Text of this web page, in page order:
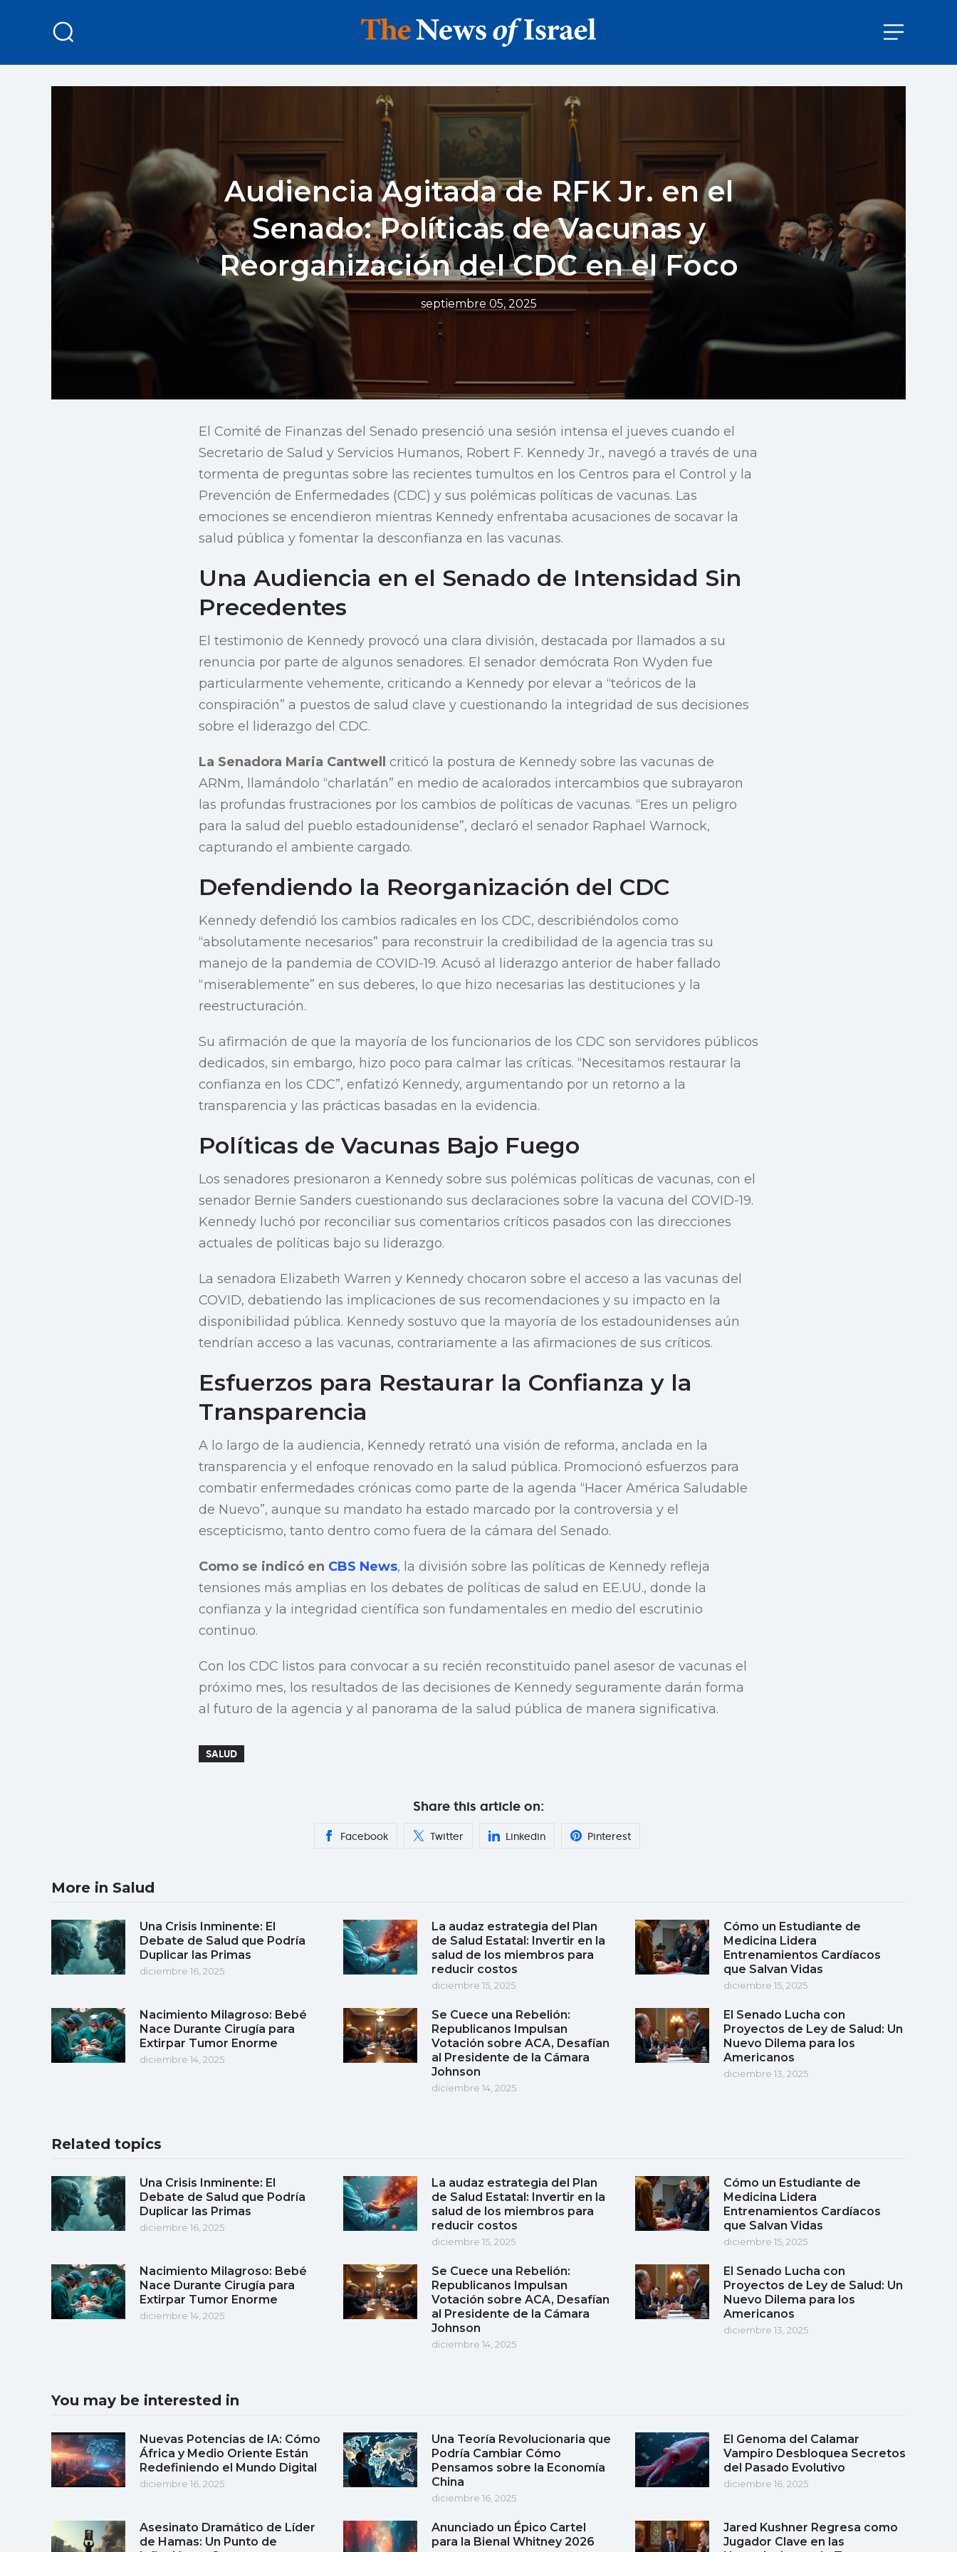
Audiencia Agitada de RFK Jr. en el
Senado: Políticas de Vacunas y
Reorganización del CDC en el Foco
septiembre 05, 2025
El Comité de Finanzas del Senado presenció una sesión intensa el jueves cuando el
Secretario de Salud y Servicios Humanos, Robert F. Kennedy Jr., navegó a través de una
tormenta de preguntas sobre las recientes tumultos en los Centros para el Control y la
Prevención de Enfermedades (CDC) y sus polémicas políticas de vacunas. Las
emociones se encendieron mientras Kennedy enfrentaba acusaciones de socavar la
salud pública y fomentar la desconfianza en las vacunas.
Una Audiencia en el Senado de Intensidad Sin
Precedentes
El testimonio de Kennedy provocó una clara división, destacada por llamados a su
renuncia por parte de algunos senadores. El senador demócrata Ron Wyden fue
particularmente vehemente, criticando a Kennedy por elevar a “teóricos de la
conspiración” a puestos de salud clave y cuestionando la integridad de sus decisiones
sobre el liderazgo del CDC.
La Senadora Maria Cantwell criticó la postura de Kennedy sobre las vacunas de
ARNm, llamándolo “charlatán” en medio de acalorados intercambios que subrayaron
las profundas frustraciones por los cambios de políticas de vacunas. “Eres un peligro
para la salud del pueblo estadounidense”, declaró el senador Raphael Warnock,
capturando el ambiente cargado.
Defendiendo la Reorganización del CDC
Kennedy defendió los cambios radicales en los CDC, describiéndolos como
“absolutamente necesarios” para reconstruir la credibilidad de la agencia tras su
manejo de la pandemia de COVID-19. Acusó al liderazgo anterior de haber fallado
“miserablemente” en sus deberes, lo que hizo necesarias las destituciones y la
reestructuración.
Su afirmación de que la mayoría de los funcionarios de los CDC son servidores públicos
dedicados, sin embargo, hizo poco para calmar las críticas. “Necesitamos restaurar la
confianza en los CDC”, enfatizó Kennedy, argumentando por un retorno a la
transparencia y las prácticas basadas en la evidencia.
Políticas de Vacunas Bajo Fuego
Los senadores presionaron a Kennedy sobre sus polémicas políticas de vacunas, con el
senador Bernie Sanders cuestionando sus declaraciones sobre la vacuna del COVID-19.
Kennedy luchó por reconciliar sus comentarios críticos pasados con las direcciones
actuales de políticas bajo su liderazgo.
La senadora Elizabeth Warren y Kennedy chocaron sobre el acceso a las vacunas del
COVID, debatiendo las implicaciones de sus recomendaciones y su impacto en la
disponibilidad pública. Kennedy sostuvo que la mayoría de los estadounidenses aún
tendrían acceso a las vacunas, contrariamente a las afirmaciones de sus críticos.
Esfuerzos para Restaurar la Confianza y la
Transparencia
A lo largo de la audiencia, Kennedy retrató una visión de reforma, anclada en la
transparencia y el enfoque renovado en la salud pública. Promocionó esfuerzos para
combatir enfermedades crónicas como parte de la agenda “Hacer América Saludable
de Nuevo”, aunque su mandato ha estado marcado por la controversia y el
escepticismo, tanto dentro como fuera de la cámara del Senado.
Como se indicó en CBS News, la división sobre las políticas de Kennedy refleja
tensiones más amplias en los debates de políticas de salud en EE.UU., donde la
confianza y la integridad científica son fundamentales en medio del escrutinio
continuo.
Con los CDC listos para convocar a su recién reconstituido panel asesor de vacunas el
próximo mes, los resultados de las decisiones de Kennedy seguramente darán forma
al futuro de la agencia y al panorama de la salud pública de manera significativa.
SALUD
Share this article on:
Facebook Twitter Linkedin Pinterest
More in Salud
Una Crisis Inminente: El
Debate de Salud que Podría
Duplicar las Primas
diciembre 16, 2025
La audaz estrategia del Plan
de Salud Estatal: Invertir en la
salud de los miembros para
reducir costos
diciembre 15, 2025
Cómo un Estudiante de
Medicina Lidera
Entrenamientos Cardíacos
que Salvan Vidas
diciembre 15, 2025
Nacimiento Milagroso: Bebé
Nace Durante Cirugía para
Extirpar Tumor Enorme
diciembre 14, 2025
Se Cuece una Rebelión:
Republicanos Impulsan
Votación sobre ACA, Desafían
al Presidente de la Cámara
Johnson
diciembre 14, 2025
El Senado Lucha con
Proyectos de Ley de Salud: Un
Nuevo Dilema para los
Americanos
diciembre 13, 2025
Related topics
Una Crisis Inminente: El
Debate de Salud que Podría
Duplicar las Primas
diciembre 16, 2025
La audaz estrategia del Plan
de Salud Estatal: Invertir en la
salud de los miembros para
reducir costos
diciembre 15, 2025
Cómo un Estudiante de
Medicina Lidera
Entrenamientos Cardíacos
que Salvan Vidas
diciembre 15, 2025
Nacimiento Milagroso: Bebé
Nace Durante Cirugía para
Extirpar Tumor Enorme
diciembre 14, 2025
Se Cuece una Rebelión:
Republicanos Impulsan
Votación sobre ACA, Desafían
al Presidente de la Cámara
Johnson
diciembre 14, 2025
El Senado Lucha con
Proyectos de Ley de Salud: Un
Nuevo Dilema para los
Americanos
diciembre 13, 2025
You may be interested in
Nuevas Potencias de IA: Cómo
África y Medio Oriente Están
Redefiniendo el Mundo Digital
diciembre 16, 2025
Una Teoría Revolucionaria que
Podría Cambiar Cómo
Pensamos sobre la Economía
China
diciembre 16, 2025
El Genoma del Calamar
Vampiro Desbloquea Secretos
del Pasado Evolutivo
diciembre 16, 2025
Asesinato Dramático de Líder
de Hamas: Un Punto de
Anunciado un Épico Cartel
para la Bienal Whitney 2026
Jared Kushner Regresa como
Jugador Clave en las